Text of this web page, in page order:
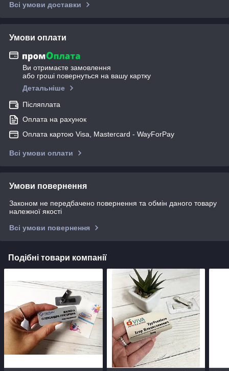
Всі умови доставки
Умови оплати
Ви отримаєте замовлення
або гроші повернуться на вашу картку
Детальніше
Післяплата
Оплата на рахунок
Оплата картою Visa, Mastercard - WayForPay
Всі умови оплати
Умови повернення
Законом не передбачено повернення та обмін даного товару
належної якості
Всі умови повернення
Подібні товари компанії